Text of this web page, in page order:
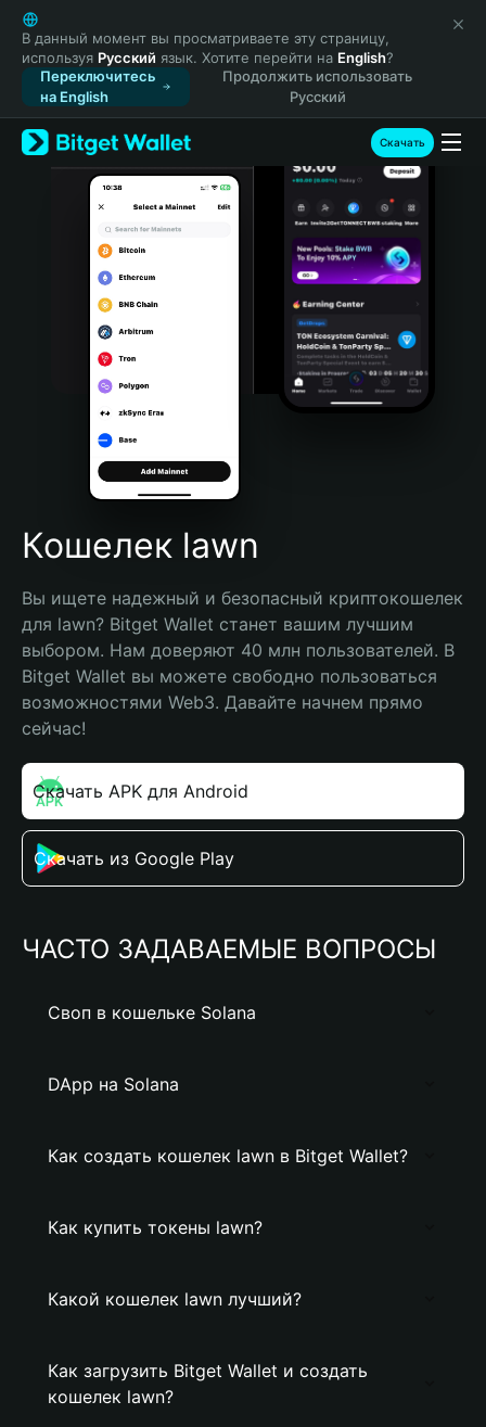
English
日本語
Tiếng Việt
Русский
Español (Latinoamérica)
Türkçe
Italiano
Português (Portugal)
Bahasa Indonesia
Português (Brasil)
Español (Argentina)
В данный момент вы просматриваете эту страницу,
используя Русский язык. Хотите перейти на English?
Переключитесь
на English
Продолжить использовать
Русский
Скачать
Кошелек lawn
Вы ищете надежный и безопасный криптокошелек
для lawn? Bitget Wallet станет вашим лучшим
выбором. Нам доверяют 40 млн пользователей. В
Bitget Wallet вы можете свободно пользоваться
возможностями Web3. Давайте начнем прямо
сейчас!
Скачать APK для Android
Скачать из Google Play
ЧАСТО ЗАДАВАЕМЫЕ ВОПРОСЫ
Своп в кошельке Solana
DApp на Solana
Как создать кошелек lawn в Bitget Wallet?
Как купить токены lawn?
Какой кошелек lawn лучший?
Как загрузить Bitget Wallet и создать
кошелек lawn?